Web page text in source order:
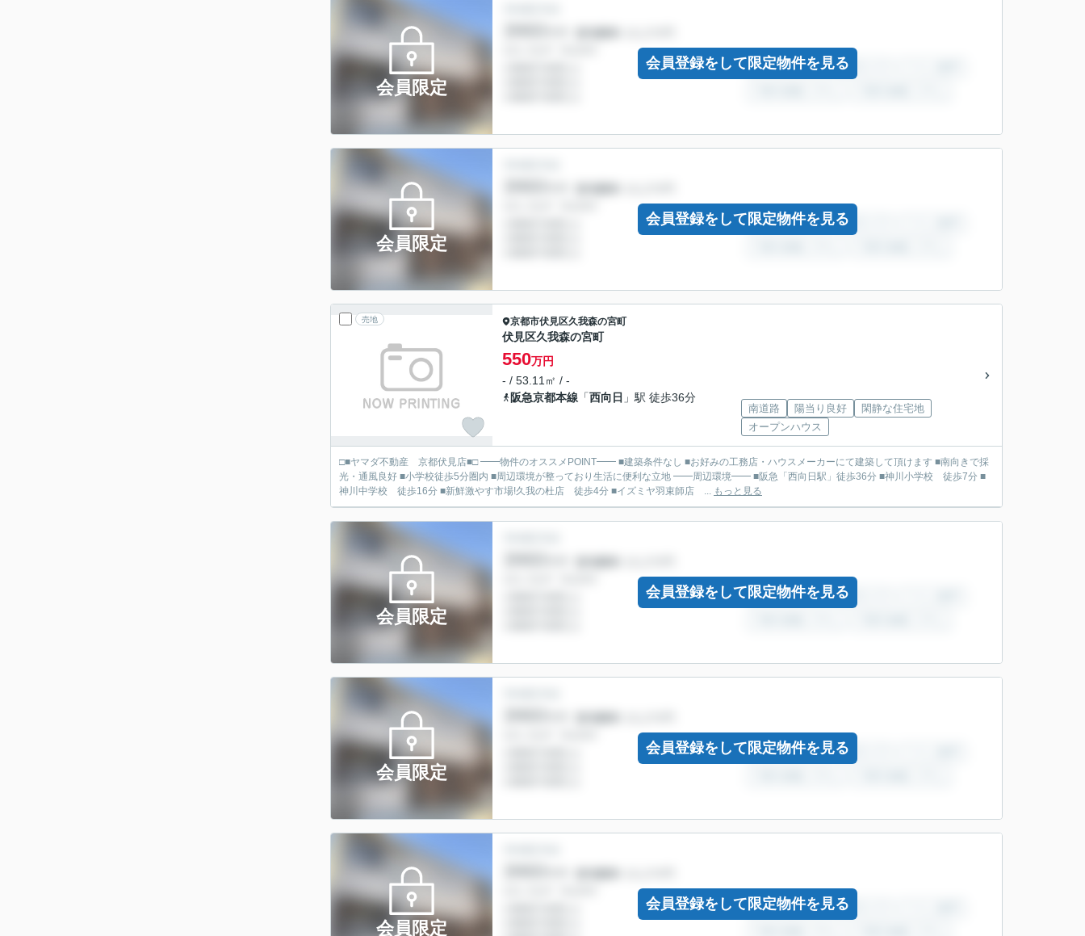
会員限定
会員登録をして限定物件を見る
会員限定
会員登録をして限定物件を見る
売地 京都市伏見区久我森の宮町
伏見区久我森の宮町
550万円
- / 53.11㎡ / -
阪急京都本線 「西向日 」駅 徒歩36分
南道路 陽当り良好
閑静な住宅地
オープンハウス
□■ヤマダ不動産 京都伏見店■□ ━━物件のオススメPOINT━━ ■建築条件なし ■お好みの工務店・ハウスメーカーにて建築して頂けます ■南向きで採
光・通風良好 ■小学校徒歩5分圏内 ■周辺環境が整っており生活に便利な立地 ━━周辺環境━━ ■阪急「西向日駅」徒歩36分 ■神川小学校 徒歩7分 ■
神川中学校 徒歩16分 ■新鮮激やす市場!久我の杜店 徒歩4分 ■イズミヤ羽束師店 ... もっと見る
会員限定
会員登録をして限定物件を見る
会員限定
会員登録をして限定物件を見る
会員限定
会員登録をして限定物件を見る